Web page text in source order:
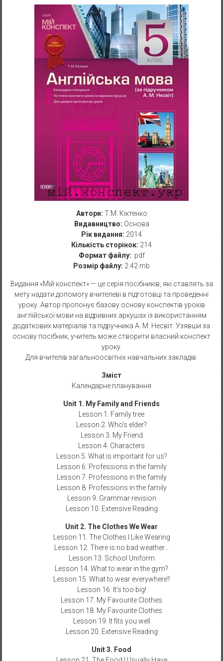
Автори: Т.М. Кіктенко
Видавництво: Основа
Рік видання: 2014
Кількість сторінок: 214
Формат файлу: .pdf
Розмір файлу: 2.42 mb
Видання «Мій конспект» — це серія посібників, які ставлять за
мету надати допомогу вчителеві в підготовці та проведенні
уроку. Автор пропонує базову основу конспектів уроків
англійської мови на відривних аркушах із використанням
додаткових матеріалів та підручника А. М. Несвіт. Узявши за
основу посібник, учитель може створити власний конспект
уроку.
Для вчителів загальноосвітніх навчальних закладів.
Зміст
Календарне планування
Unit 1. My Family and Friends
Lesson 1. Family tree
Lesson 2. Who’s elder?
Lesson 3. My Friend
Lesson 4. Characters
Lesson 5. What is important for us?
Lesson 6. Professions in the family
Lesson 7. Professions in the family
Lesson 8. Professions in the family
Lesson 9. Grammar revision
Lesson 10. Extensive Reading
Unit 2. The Clothes We Wear
Lesson 11. The Clothes I Like Wearing
Lesson 12. There is no bad weather…
Lesson 13. School Uniform
Lesson 14. What to wear in the gym?
Lesson 15. What to wear everywhere?
Lesson 16. It’s too big!
Lesson 17. My Favourite Clothes
Lesson 18. My Favourite Clothes
Lesson 19. It fits you well
Lesson 20. Extensive Reading
Unit 3. Food